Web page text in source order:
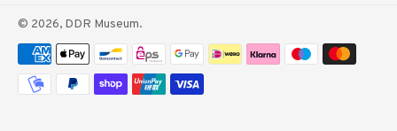
© 2026, DDR Museum.
Zahlungsmethoden